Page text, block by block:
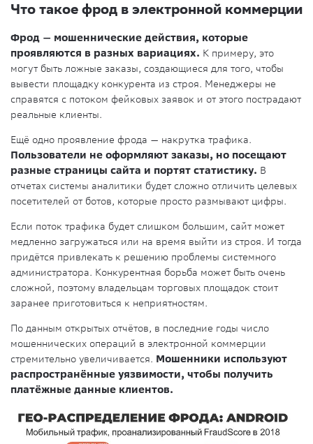
Что такое фрод в электронной коммерции
Фрод — мошеннические действия, которые
проявляются в разных вариациях. К примеру, это
могут быть ложные заказы, создающиеся для того, чтобы
вывести площадку конкурента из строя. Менеджеры не
справятся с потоком фейковых заявок и от этого пострадают
реальные клиенты.
Ещё одно проявление фрода — накрутка трафика.
Пользователи не оформляют заказы, но посещают
разные страницы сайта и портят статистику. В
отчетах системы аналитики будет сложно отличить целевых
посетителей от ботов, которые просто размывают цифры.
Если поток трафика будет слишком большим, сайт может
медленно загружаться или на время выйти из строя. И тогда
придётся привлекать к решению проблемы системного
администратора. Конкурентная борьба может быть очень
сложной, поэтому владельцам торговых площадок стоит
заранее приготовиться к неприятностям.
По данным открытых отчётов, в последние годы число
мошеннических операций в электронной коммерции
стремительно увеличивается. Мошенники используют
распространённые уязвимости, чтобы получить
платёжные данные клиентов.